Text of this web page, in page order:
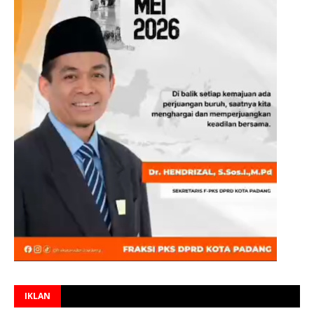
IKLAN